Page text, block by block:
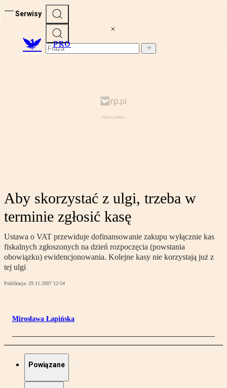
Serwisy
PRO
Aby skorzystać z ulgi, trzeba w
terminie zgłosić kasę
Ustawa o VAT przewiduje dofinansowanie zakupu wyłącznie kas
fiskalnych zgłoszonych na dzień rozpoczęcia (powstania
obowiązku) ewidencjonowania. Kolejne kasy nie korzystają już z
tej ulgi
Publikacja: 29.11.2007 12:54
Mirosława Łapińska
Powiązane